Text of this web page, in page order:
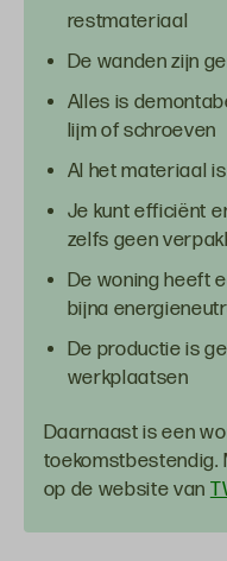
restmateriaal
De wanden zijn
Alles is
lijm of schroeven
Al het materiaal
Je kunt efficiënt
zelfs geen
De woning heeft
bijna
De productie is
werkplaatsen
Daarnaast is een
toekomstbestendig.
op de website van